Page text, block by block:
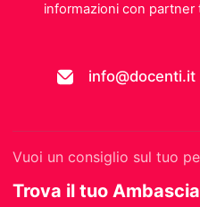
informazioni con partner
info@docenti.it
Vuoi un consiglio sul tuo
Trova il tuo